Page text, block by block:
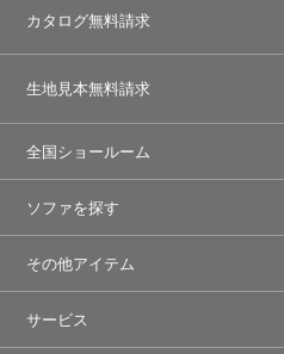
カタログ無料請求
生地見本無料請求
全国ショールーム
ソファを探す
その他アイテム
サービス